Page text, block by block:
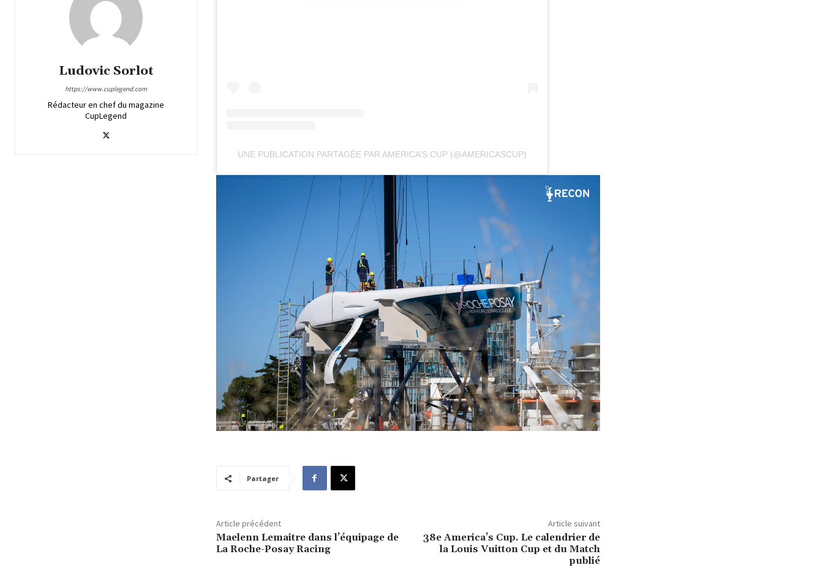
Ludovic Sorlot
https://www.cuplegend.com
Rédacteur en chef du magazine
CupLegend
UNE PUBLICATION PARTAGÉE PAR AMERICA’S CUP (@AMERICASCUP)
Partager
Article précédent
Maelenn Lemaitre dans l’équipage de
La Roche-Posay Racing
Article suivant
38e America’s Cup. Le calendrier de
la Louis Vuitton Cup et du Match
publié